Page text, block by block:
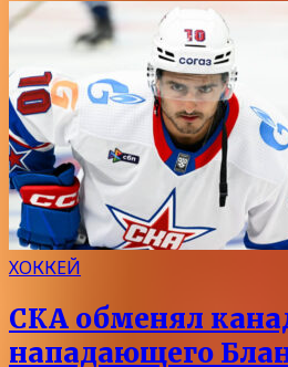
ХОККЕЙ
СКА обменял
нападающего